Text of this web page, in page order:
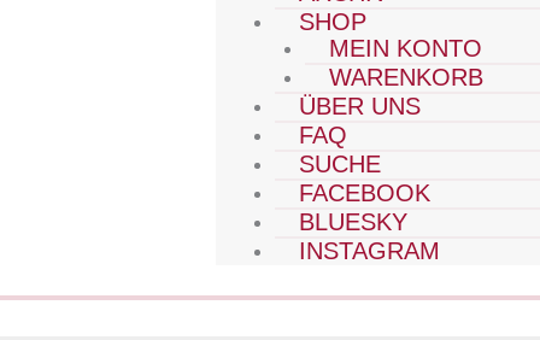
SHOP
MEIN KONTO
WARENKORB
ÜBER UNS
FAQ
SUCHE
FACEBOOK
BLUESKY
INSTAGRAM